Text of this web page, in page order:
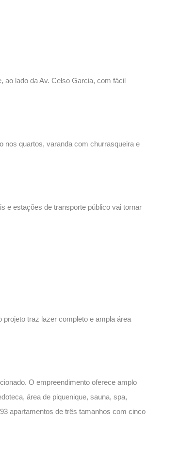
ao lado da Av. Celso Garcia, com fácil
nos quartos, varanda com churrasqueira e
e estações de transporte público vai tornar
traz lazer completo e ampla área
O empreendimento oferece amplo
área de piquenique, sauna, spa,
apartamentos de três tamanhos com cinco